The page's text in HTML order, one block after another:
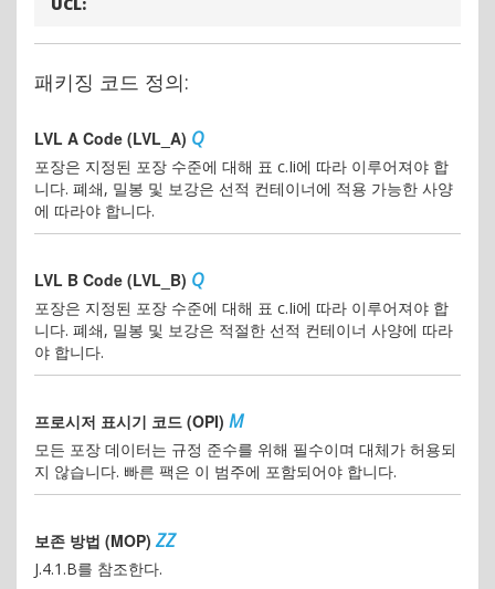
패키징 코드 정의:
LVL A Code (LVL_A) Q
포장은 지정된 포장 수준에 대해 표 c.Ii에 따라 이루어져야 합
니다. 폐쇄, 밀봉 및 보강은 선적 컨테이너에 적용 가능한 사양
에 따라야 합니다.
LVL B Code (LVL_B) Q
포장은 지정된 포장 수준에 대해 표 c.Ii에 따라 이루어져야 합
니다. 폐쇄, 밀봉 및 보강은 적절한 선적 컨테이너 사양에 따라
야 합니다.
프로시저 표시기 코드 (OPI) M
모든 포장 데이터는 규정 준수를 위해 필수이며 대체가 허용되
지 않습니다. 빠른 팩은 이 범주에 포함되어야 합니다.
보존 방법 (MOP) ZZ
J.4.1.B를 참조한다.